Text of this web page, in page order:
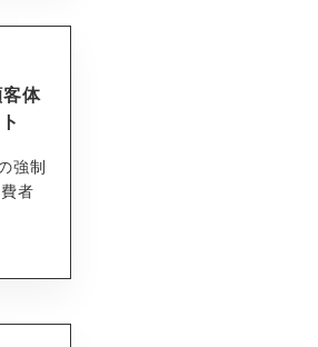
体
強制
者